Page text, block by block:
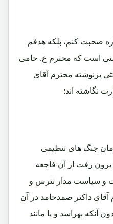
صحبت کنم، بلکه هدفم
است که محترم ع. حامی
برنوشته محترم آقای
نگاشته اند:
زمان جنگ های تنظیمی
برون رفت از آن فاجعه
و سیاست مدار نترس و
داکتر صمدحامد در آن
آنکه بهراسد و یا مانند